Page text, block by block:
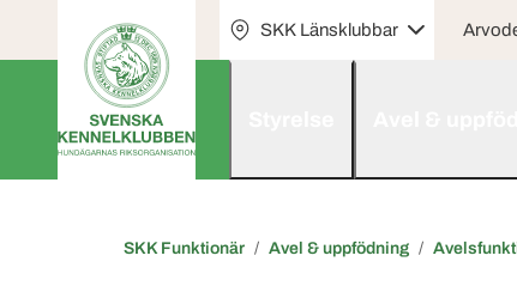
SKK Länsklubbar
SKK Funktionär Avel & uppfödning